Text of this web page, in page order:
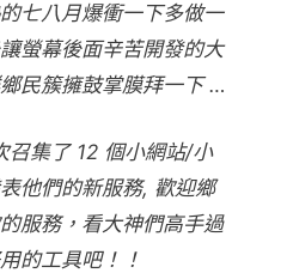
七八月爆衝一下多做一
螢幕後面辛苦開發的大
民簇擁鼓掌膜拜一下 …
集了 12 個小網站/小
他們的新服務, 歡迎鄉
服務，看大神們高手過
的工具吧！！